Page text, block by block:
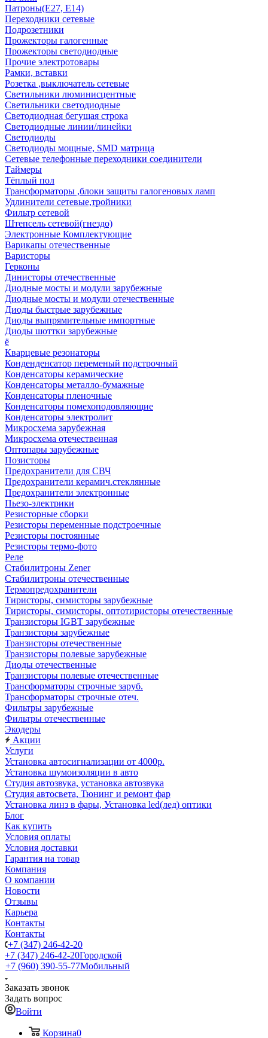
Патроны(Е27, Е14)
Переходники сетевые
Подрозетники
Прожекторы галогенные
Прожекторы светодиодные
Прочие электротовары
Рамки, вставки
Розетка ,выключатель сетевые
Светильники люминисцентные
Светильники светодиодные
Светодиодная бегущая строка
Светодиодные линии/линейки
Светодиоды
Светодиоды мощные, SMD матрица
Сетевые телефонные переходники соединители
Таймеры
Тёплый пол
Трансформаторы ,блоки защиты галогеновых ламп
Удлинители сетевые,тройники
Фильтр сетевой
Штепсель сетевой(гнездо)
Электронные Комплектующие
Варикапы отечественные
Варисторы
Герконы
Динисторы отечественные
Диодные мосты и модули зарубежные
Диодные мосты и модули отечественные
Диоды быстрые зарубежные
Диоды выпрямительные импортные
Диоды шоттки зарубежные
ё
Кварцевые резонаторы
Конденденсатор переменый подстрочный
Конденсаторы керамические
Конденсаторы металло-бумажные
Конденсаторы пленочные
Конденсаторы помехоподовляющие
Конденсаторы электролит
Микросхема зарубежная
Микросхема отечественная
Оптопары зарубежные
Позисторы
Предохранители для СВЧ
Предохранители керамич.стеклянные
Предохранители электронные
Пьезо-электрики
Резисторные сборки
Резисторы переменные подстроечные
Резисторы постоянные
Резисторы термо-фото
Реле
Стабилитроны Zener
Стабилитроны отечественные
Термопредохранители
Тиристоры, симисторы зарубежные
Тиристоры, симисторы, оптотиристоры отечественные
Транзисторы IGBT зарубежные
Транзисторы зарубежные
Транзисторы отечественные
Транзисторы полевые зарубежные
Диоды отечественные
Транзисторы полевые отечественные
Трансформаторы строчные заруб.
Трансформаторы строчные отеч.
Фильтры зарубежные
Фильтры отечественные
Экодеры
Акции
Услуги
Установка автосигнализации от 4000р.
Установка шумоизоляции в авто
Студия автозвука, установка автозвука
Студия автосвета, Тюнинг и ремонт фар
Установка линз в фары, Установка led(лед) оптики
Блог
Как купить
Условия оплаты
Условия доставки
Гарантия на товар
Компания
О компании
Новости
Отзывы
Карьера
Контакты
Контакты
+7 (347) 246-42-20
+7 (347) 246-42-20Городской
+7 (960) 390-55-77Мобильный
Заказать звонок
Задать вопрос
Войти
Корзина0